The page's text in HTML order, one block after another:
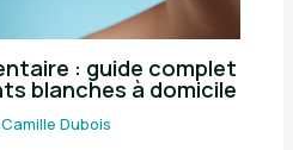
: guide complet
blanches à domicile
Camille Dubois